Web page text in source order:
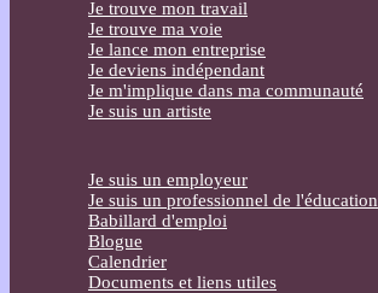
Je trouve mon travail
Je trouve ma voie
Je lance mon entreprise
Je deviens indépendant
Je m'implique dans ma communauté
Je suis un artiste
Je suis un employeur
Je suis un professionnel de l'éducation
Babillard d'emploi
Blogue
Calendrier
Documents et liens utiles